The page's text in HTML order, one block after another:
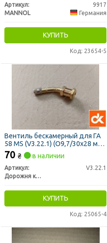
Артикул:
9917
MANNOL
Германия
КУПИТЬ
Код: 23654-5
Вентиль бескамерный для ГА
58 MS (V3.22.1) (O9,7/30х28 мм
45°/1 изгиб) (5626898) (ДК)
70 ₴ в наличии
Артикул:
V3.22.1
Дорожня карта
КУПИТЬ
Код: 25065-4